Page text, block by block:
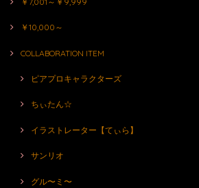
￥10,000～
COLLABORATION ITEM
ピアプロキャラクターズ
ちぃたん☆
イラストレーター【てぃら】
サンリオ
グル〜ミ〜